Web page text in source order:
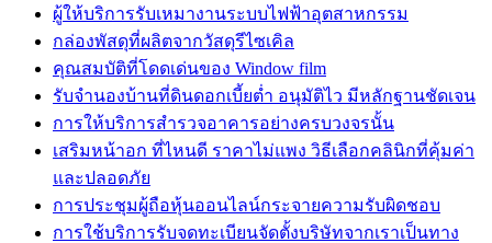
ผู้ให้บริการรับเหมางานระบบไฟฟ้าอุตสาหกรรม
กล่องพัสดุที่ผลิตจากวัสดุรีไซเคิล
คุณสมบัติที่โดดเด่นของ Window film
รับจำนองบ้านที่ดินดอกเบี้ยต่ำ อนุมัติไว มีหลักฐานชัดเจน
การให้บริการสำรวจอาคารอย่างครบวงจรนั้น
เสริมหน้าอก ที่ไหนดี ราคาไม่แพง วิธีเลือกคลินิกที่คุ้มค่า
และปลอดภัย
การประชุมผู้ถือหุ้นออนไลน์กระจายความรับผิดชอบ
การใช้บริการรับจดทะเบียนจัดตั้งบริษัทจากเราเป็นทาง